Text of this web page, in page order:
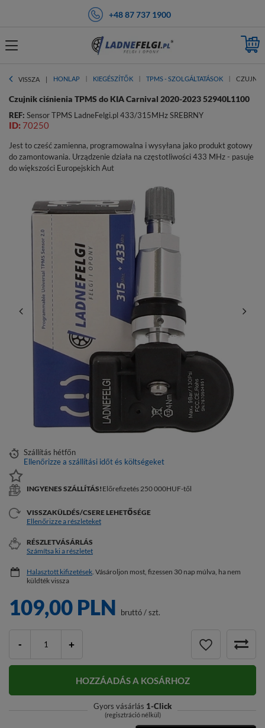
+48 87 737 1900
VISSZA HONLAP KIEGÉSZÍTŐK TPMS - SZOLGÁLTATÁSOK CZUJNIK
Czujnik ciśnienia TPMS do KIA Carnival 2020-2023 52940L1100
REF: Sensor TPMS LadneFelgi.pl 433/315MHz SREBRNY
ID: 70250
Jest to cześć zamienna, programowalna i wysyłana jako produkt gotowy
do zamontowania. Urządzenie działa na częstotliwości 433 MHz - pasuje
do większości Europejskich Aut
109,00 PLN bruttó/szt.
- +
HOZZÁADÁS A KOSÁRHOZ
Gyors vásárlás 1-Click
(regisztráció nélkül)
Szállítás hétfőn
Ellenőrizze a szállítási időt és költségeket
INGYENES SZÁLLÍTÁS! Előrefizetés 250 000HUF-től
VISSZAKÜLDÉS/CSERE LEHETŐSÉGE
Ellenőrizze a részleteket
RÉSZLETVÁSÁRLÁS
Számítsa ki a részletet
Halasztott kifizetések. Vásároljon most, fizessen 30 nap múlva, ha nem
küldték vissza